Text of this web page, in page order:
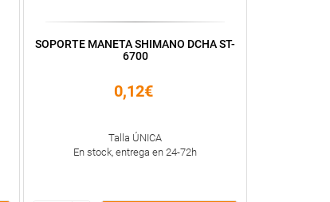
SOPORTE MANETA SHIMANO DCHA ST-
6700
0,12€
Talla ÚNICA
En stock, entrega en 24-72h